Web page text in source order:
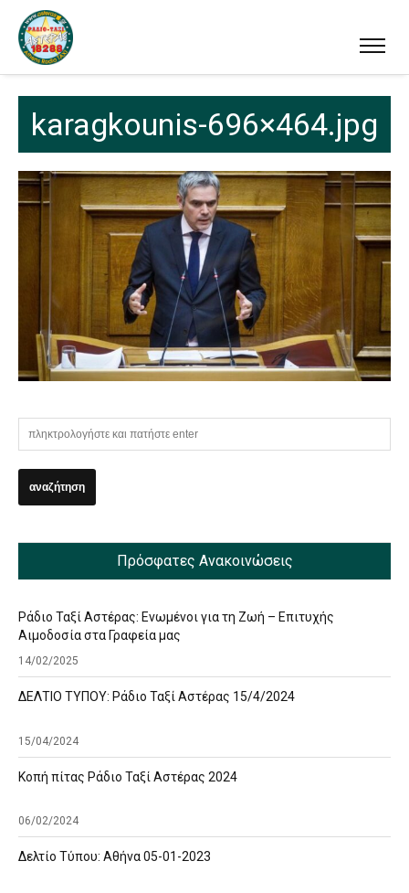
karagkounis-696×464.jpg
Πρόσφατες Ανακοινώσεις
Ράδιο Ταξί Αστέρας: Ενωμένοι για τη Ζωή – Επιτυχής
Αιμοδοσία στα Γραφεία μας
14/02/2025
ΔΕΛΤΙΟ ΤΥΠΟΥ: Ράδιο Ταξί Αστέρας 15/4/2024
15/04/2024
Κοπή πίτας Ράδιο Ταξί Αστέρας 2024
06/02/2024
Δελτίο Τύπου: Αθήνα 05-01-2023